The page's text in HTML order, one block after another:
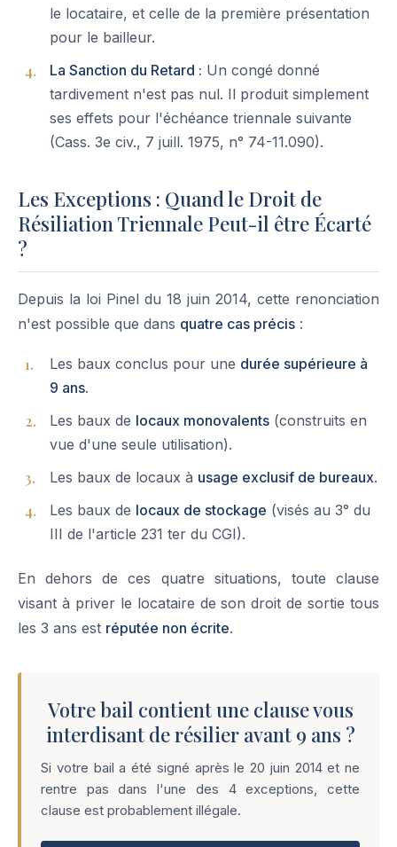
le locataire, et celle de la première présentation
pour le bailleur.
La Sanction du Retard : Un congé donné
tardivement n'est pas nul. Il produit simplement
ses effets pour l'échéance triennale suivante
(Cass. 3e civ., 7 juill. 1975, n° 74-11.090).
Les Exceptions : Quand le Droit de
Résiliation Triennale Peut-il être Écarté
?
Depuis la loi Pinel du 18 juin 2014, cette renonciation
n'est possible que dans quatre cas précis :
Les baux conclus pour une durée supérieure à
9 ans.
Les baux de locaux monovalents (construits en
vue d'une seule utilisation).
Les baux de locaux à usage exclusif de bureaux.
Les baux de locaux de stockage (visés au 3° du
III de l'article 231 ter du CGI).
En dehors de ces quatre situations, toute clause
visant à priver le locataire de son droit de sortie tous
les 3 ans est réputée non écrite.
Votre bail contient une clause vous
interdisant de résilier avant 9 ans ?
Si votre bail a été signé après le 20 juin 2014 et ne
rentre pas dans l'une des 4 exceptions, cette
clause est probablement illégale.